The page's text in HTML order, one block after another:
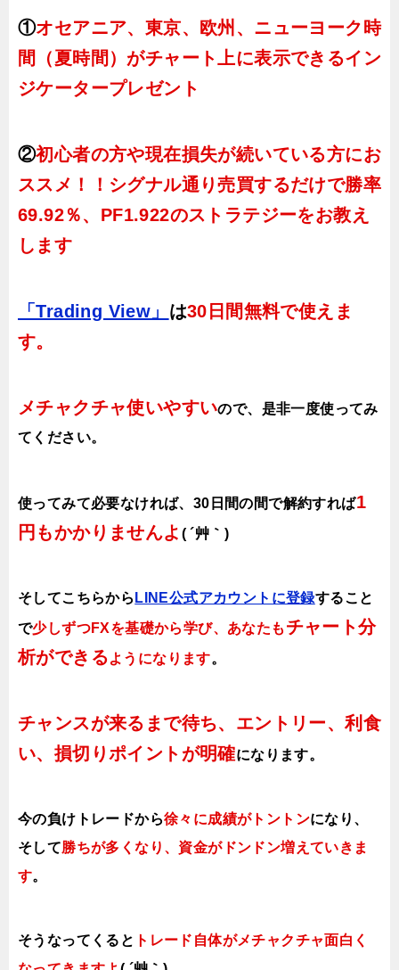
①オセアニア、東京、欧州、ニューヨーク時
間（夏時間）がチャート上に表示できるイン
ジケータープレゼント
②初心者の方や現在損失が続いている方にお
ススメ！！シグナル通り売買するだけで勝率
69.92％、PF1.922のストラテジーをお教え
します
「Trading View」 は30日間無料で使えま
す。
メチャクチャ使いやすいので、 是非一度使ってみ
てください。
使ってみて必要なければ、30日間の間で解約すれば1
円もかかりませんよ ( ´艸｀)
そしてこちらから LINE公式アカウントに登録すること
で少しずつFXを基礎から学び、あなたも チャート分
析ができるようになります。
チャンスが来るまで待ち、エントリー、利食
い、損切りポイントが明確になります。
今の負けトレードから徐々に成績がトントンになり、
そして勝ちが多くなり、資金がドンドン増えていきま
す。
そうなってくると トレード自体がメチャクチャ面白く